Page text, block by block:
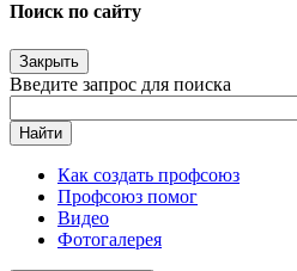
Поиск по сайту
Закрыть
Введите запрос для поиска
Найти
Как создать профсоюз
Профсоюз помог
Видео
Фотогалерея